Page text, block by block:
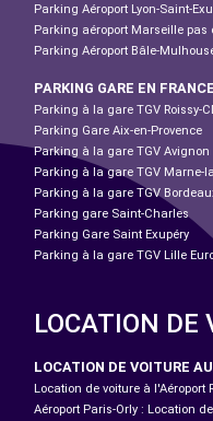
Parking Aéroport Lyon-Saint-
Parking aéroport Marseille pas
Parking Aéroport Bâle-
PARKING GARE EN FRANCE
Parking à la gare TGV Roissy-
Parking Gare Aix-en-Provence
Parking à la gare TGV Avignon
Parking à la gare TGV Marne-
Parking à la gare TGV
Parking gare Saint-Charles
Parking Gare Saint Exupéry
Parking à la gare TGV Lille
LOCATION DE
LOCATION DE VOITURE
Location de voiture à l'Aéroport
Aéroport Paris-Orly : Location